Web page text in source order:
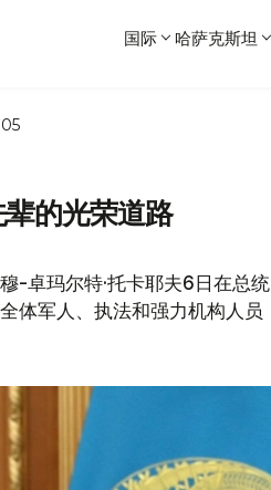
国际 哈萨克斯坦
的光荣道路
-卓玛尔特·托卡耶夫6日在总统
体军人、执法和强力机构人员